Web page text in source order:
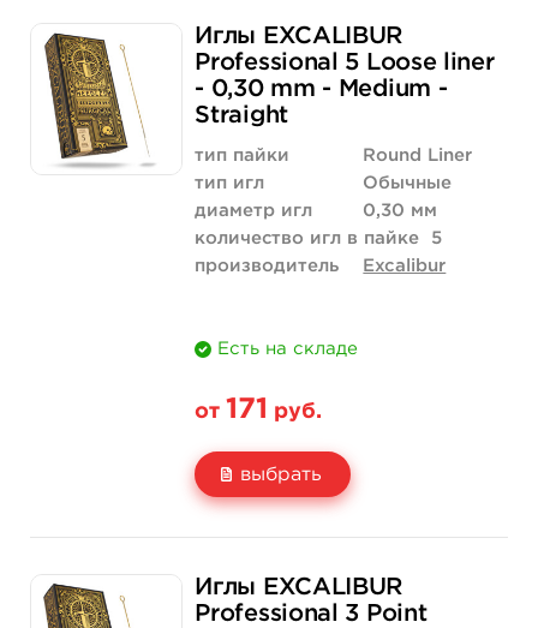
Цена
Количество
160 руб.
купить
1 520 руб.
Иглы EXCALIBUR
Professional 5 Loose liner
- 0,30 mm - Medium -
Straight
тип пайки
Round Liner
тип игл
Обычные
диаметр игл
0,30 мм
количество игл в пайке
5
производитель
Excalibur
Есть на складе
от 171 руб.
выбрать
Цена 171 руб. 1 615 руб.
Иглы EXCALIBUR
Professional 3 Point